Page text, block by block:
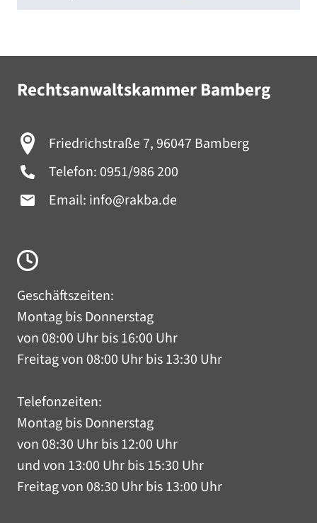
Rechtsanwaltskammer Bamberg
Friedrichstraße 7, 96047 Bamberg
Telefon: 0951/986 200
Email: info@rakba.de
Geschäftszeiten:
Montag bis Donnerstag
von 08:00 Uhr bis 16:00 Uhr
Freitag von 08:00 Uhr bis 13:30 Uhr
Telefonzeiten:
Montag bis Donnerstag
von 08:30 Uhr bis 12:00 Uhr
und von 13:00 Uhr bis 15:30 Uhr
Freitag von 08:30 Uhr bis 13:00 Uhr